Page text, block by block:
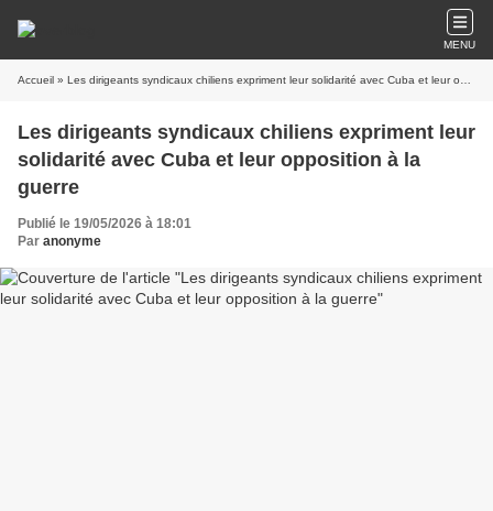
MENU
Accueil » Les dirigeants syndicaux chiliens expriment leur solidarité avec Cuba et leur opposition à la guerre
Les dirigeants syndicaux chiliens expriment leur
solidarité avec Cuba et leur opposition à la
guerre
Publié le 19/05/2026 à 18:01
Par anonyme